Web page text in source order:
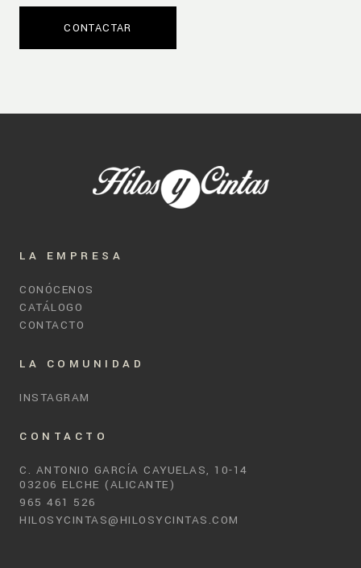
LA EMPRESA
CONÓCENOS
CATÁLOGO
CONTACTO
LA COMUNIDAD
INSTAGRAM
CONTACTO
C. ANTONIO GARCÍA CAYUELAS, 10-14
03206 ELCHE (ALICANTE)
965 461 526
HILOSYCINTAS@HILOSYCINTAS.COM